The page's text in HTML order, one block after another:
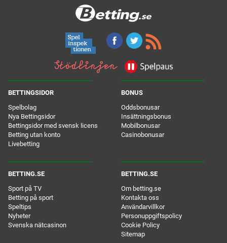
BETTINGSIDOR
Spelbolag
Nya Bettingsidor
Bettingsidor med svensk licens
Betting utan konto
Livebetting
BONUS
Oddsbonusar
Insättningsbonus
Mobilbonusar
Casinobonusar
BETTING.SE
Sport på TV
Betting på sport
Speltips
Nyheter
Svenska nätcasinon
BETTING.SE
Om betting.se
Kontakta oss
Användarvillkor
Personuppgiftspolicy
Cookie Policy
Sitemap